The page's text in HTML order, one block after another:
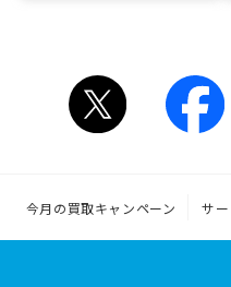
今月の買取キャンペーン サ